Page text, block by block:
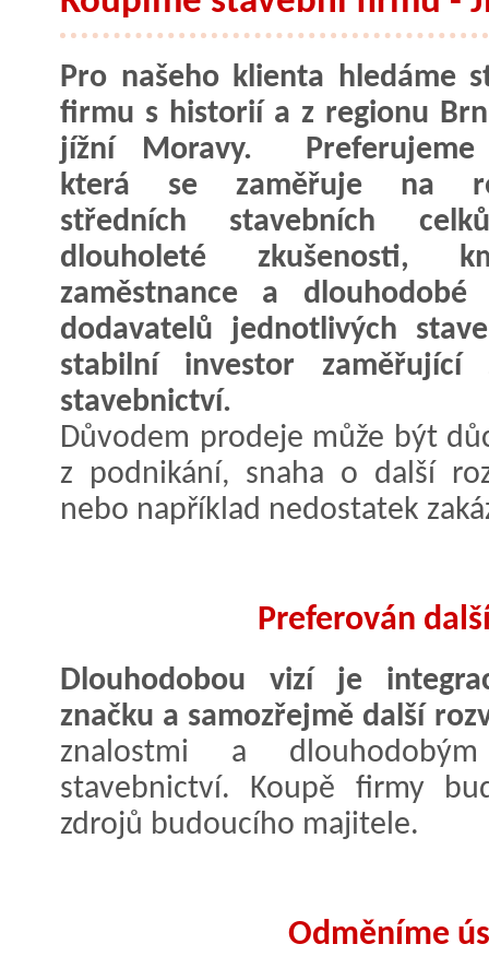
Pro našeho klienta hledáme
firmu s historií a z regionu
jížní Moravy. Preferujeme
která se zaměřuje na
středních stavebních
dlouholeté zkušenosti,
zaměstnance a
dodavatelů jednotlivých
stabilní investor
stavebnictví.
Důvodem prodeje může být
z podnikání, snaha o další
nebo například nedostatek
Preferován
Dlouhodobou vizí je
značku a samozřejmě další
znalostmi a
stavebnictví. Koupě firmy
zdrojů budoucího majitele.
Odměníme